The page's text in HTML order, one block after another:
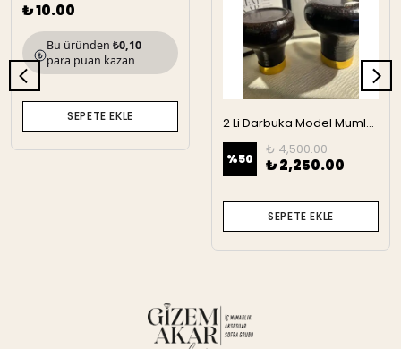
₺ 10.00
Bu üründen ₺0,10
para puan kazan
SEPETE EKLE 2 Li Darbuka Model Mumluk
%50
₺ 4,500.00
₺ 2,250.00
SEPETE EKLE